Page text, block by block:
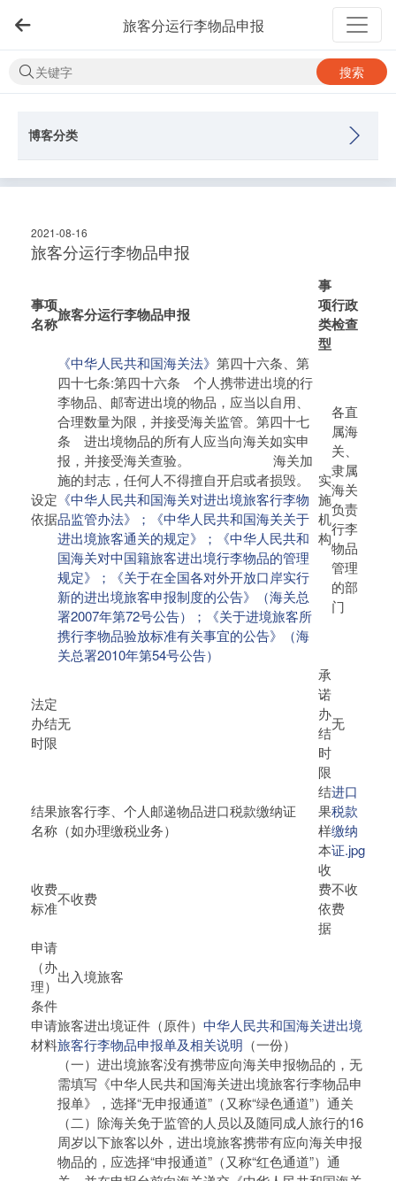
旅客分运行李物品申报
搜索
博客分类
2021-08-16
旅客分运行李物品申报
事项
名称旅客分运行李物品申报
事
项
类
型
行政
检查
设定
依据
《中华人民共和国海关法》 第四十六条、第
四十七条:第四十六条 个人携带进出境的行
李物品、邮寄进出境的物品，应当以自用、
合理数量为限，并接受海关监管。第四十七
条 进出境物品的所有人应当向海关如实申
报，并接受海关查验。 海关加
施的封志，任何人不得擅自开启或者损毁。
《中华人民共和国海关对进出境旅客行李物
品监管办法》；
《中华人民共和国海关关于
进出境旅客通关的规定》；
《中华人民共和
国海关对中国籍旅客进出境行李物品的管理
规定》；
《关于在全国各对外开放口岸实行
新的进出境旅客申报制度的公告》（海关总
署2007年第72号公告）；
《关于进境旅客所
携行李物品验放标准有关事宜的公告》（海
关总署2010年第54号公告）
实
施
机
构
各直
属海
关、
隶属
海关
负责
行李
物品
管理
的部
门
法定
办结
时限
无
承
诺
办
结
时
限
无
结果
名称
旅客行李、个人邮递物品进口税款缴纳证
（如办理缴税业务）
结
果
样
本
进口
税款
缴纳
证.jpg
收费
标准
不收费
收
费
依
据
不收
费
申请
（办
理）
条件
出入境旅客
申请
材料
旅客进出境证件（原件） 中华人民共和国海关进出境
旅客行李物品申报单及相关说明 （一份）
（一）进出境旅客没有携带应向海关申报物品的，无
需填写《中华人民共和国海关进出境旅客行李物品申
报单》，选择“无申报通道”（又称“绿色通道”）通关
（二）除海关免于监管的人员以及随同成人旅行的16
周岁以下旅客以外，进出境旅客携带有应向海关申报
物品的，应选择“申报通道”（又称“红色通道”）通